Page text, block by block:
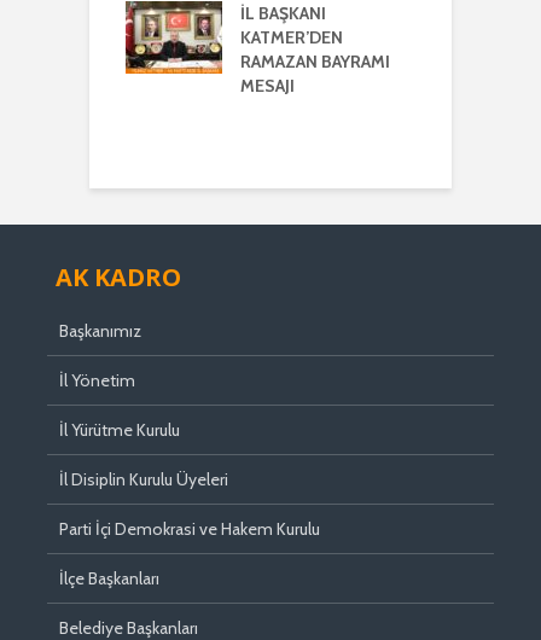
İL BAŞKANI
KATMER’DEN
RAMAZAN BAYRAMI
MESAJI
AK KADRO
Başkanımız
İl Yönetim
İl Yürütme Kurulu
İl Disiplin Kurulu Üyeleri
Parti İçi Demokrasi ve Hakem Kurulu
İlçe Başkanları
Belediye Başkanları